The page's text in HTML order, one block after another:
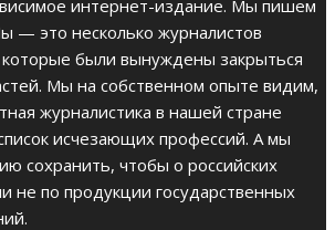
интернет-издание. Мы пишем
— это несколько журналистов
которые были вынуждены закрыться
Мы на собственном опыте видим,
журналистика в нашей стране
исчезающих профессий. А мы
сохранить, чтобы о российских
не по продукции государственных